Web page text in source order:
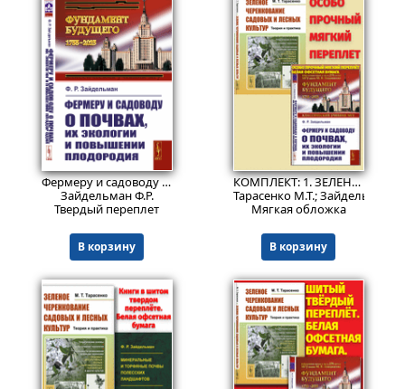
1399₽
Фермеру и садоводу о почвах, их экологии и повышении плодородия.
Зайдельман Ф.Р.
Твердый переплет
В корзину
1899₽
КОМПЛЕКТ: 1. ЗЕЛЕНОЕ ЧЕРЕНКОВАНИЕ САДОВЫХ И ЛЕСНЫХ КУЛЬТУР: Теория и практика. 2. ФЕРМЕРУ И САДОВОДУ О ПОЧВАХ, ИХ ЭКОЛОГИИ И ПОВЫШЕНИИ ПЛОДОРОДИЯ
Тарасенко М.Т.; Зайдельман
Мягкая обложка
В корзину